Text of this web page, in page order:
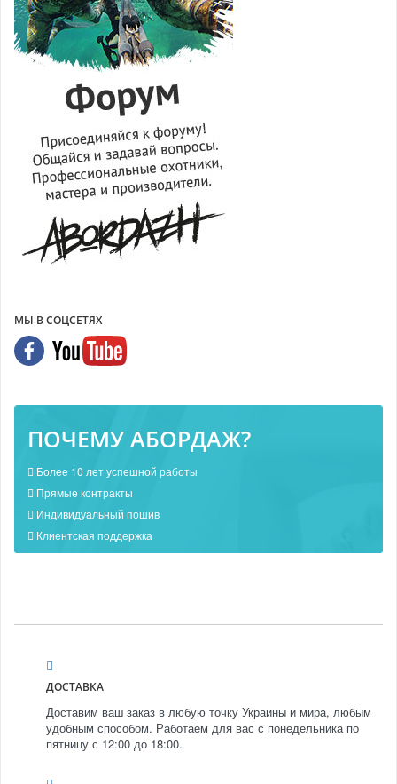
МЫ В СОЦСЕТЯХ
ПОЧЕМУ АБОРДАЖ?
Более 10 лет успешной работы
Прямые контракты
Индивидуальный пошив
Клиентская поддержка
ДОСТАВКА
Доставим ваш заказ в любую точку Украины и мира, любым
удобным способом. Работаем для вас с понедельника по
пятницу с 12:00 до 18:00.